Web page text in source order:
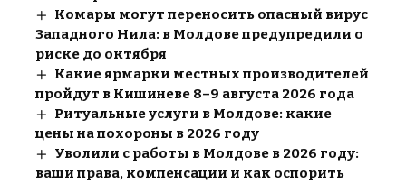
Комары могут переносить опасный вирус
Западного Нила: в Молдове предупредили о
риске до октября
Какие ярмарки местных производителей
пройдут в Кишиневе 8–9 августа 2026 года
Ритуальные услуги в Молдове: какие
цены на похороны в 2026 году
Уволили с работы в Молдове в 2026 году:
ваши права, компенсации и как оспорить